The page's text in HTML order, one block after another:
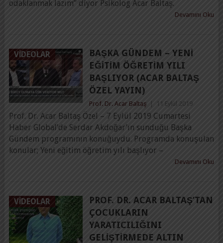
odaklanmak lazım” diyor Psikolog Acar Baltaş.
Devamını Oku
VIDEOLAR
BAŞKA GÜNDEM – YENI
EĞITIM ÖĞRETIM YILI
BAŞLIYOR (ACAR BALTAŞ
ÖZEL YAYIN)
Prof. Dr. Acar Baltaş 11 Eylül 2019
Prof. Dr. Acar Baltaş Özel – 7 Eylül 2019 Cumartesi
Haber Global’de Serdar Akdoğar’ın sunduğu Başka
Gündem programının konuğuydu. Programda konuşulan
konular; Yeni eğitim öğretim yılı başlıyor –
Devamını Oku
VIDEOLAR
PROF. DR. ACAR BALTAŞ’TAN
ÇOCUKLARIN
YARATICILIĞINI
GELIŞTIRMEDE ALTIN